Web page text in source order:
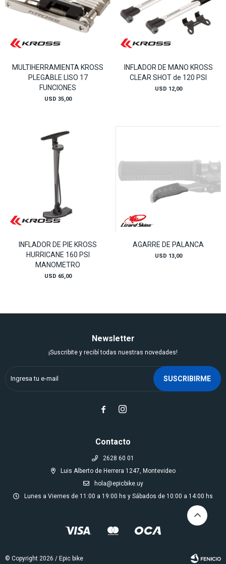
MULTIHERRAMIENTA KROSS
PLEGABLE LISO 17
FUNCIONES
USD 35,00
INFLADOR DE MANO KROSS
CLEAR SHOT de 120 PSI
USD 12,00
INFLADOR DE PIE KROSS
HURRICANE 160 PSI
MANOMETRO
USD 65,00
AGARRE DE PALANCA
USD 13,00
Contacto
2628 60 01
Luis Alberto de Herrera 1247, Montevideo
hola@epicbike.uy
Lunes a Viernes de 11:00 a 19:00 hs y Sábados de 10:00 a 14:00 hs
Newsletter
¡Suscribite y recibí todas nuestras novedades!
SUSCRIBIRME
 
© Copyright 2026 / Epic bike